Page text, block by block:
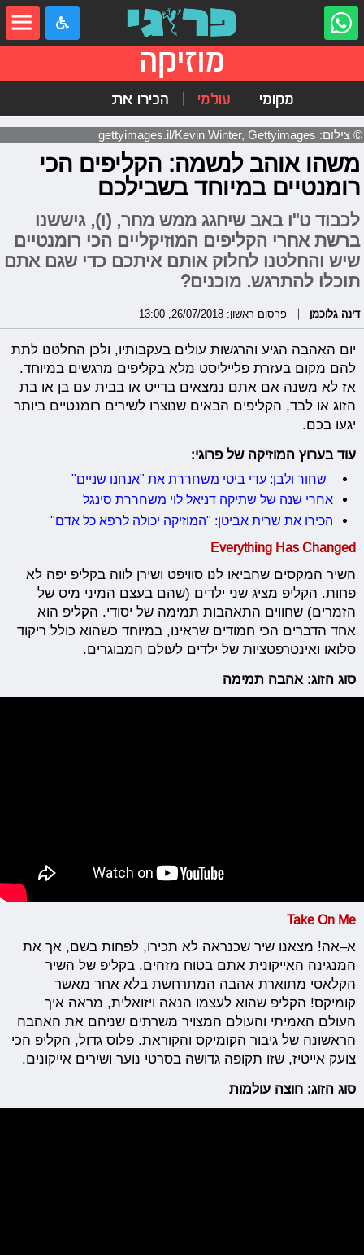
מוזיקה
מקומי עולמי הכירו את
© צילום: gettyimages.il/Kevin Winter, Gettyimages
משהו אוהב לנשמה: הקליפים הכי
רומנטיים במיוחד בשבילכם
לכבוד ט"ו באב שיחגג ממש מחר, (ו), גיששנו
ברשת אחרי הקליפים המוזיקליים הכי רומנטיים
שיש והחלטנו לחלוק אותם איתכם כדי שגם אתם
תוכלו להתרגש. מוכנים?
דינה גלוכמן פרסום ראשון: 26/07/2018, 13:00
יום האהבה הגיע והרגשות עולים בעקבותיו, ולכן החלטנו לתת
להם מקום בעזרת פלייליסט מלא בקליפים מרגשים במיוחד.
אז לא משנה אם אתם נמצאים בדייט או בבית עם בן או בת
הזוג או לבד, הקליפים הבאים שנוצרו לשירים רומנטיים ביותר
יגעו בכם.
עוד בערוץ המוזיקה של פרוגי:
שחור ולבן: עדי ביטי משחררת את "אנחנו שניים"
אחרי שנה של שתיקה דניאל לוי משחררת סינגל
הכירו את שרית אביטן: "המוזיקה יכולה לרפא כל אדם"
Everything Has Changed
השיר המקסים שהביאו לנו סוויפט ושירן לווה בקליפ יפה לא
פחות. הקליפ מציג שני ילדים (שהם בעצם המיני מיס של
הזמרים) שחווים התאהבות תמימה של יסודי. הקליפ הוא
אחד הדברים הכי חמודים שראינו, במיוחד כשהוא כולל ריקוד
סלואו ואינטרפטציות של ילדים לעולם המבוגרים.
סוג הזוג: אהבה תמימה
Take On Me
א–אה! מצאנו שיר שכנראה לא תכירו, לפחות בשם, אך את
המנגינה האייקונית אתם בטוח מזהים. בקליפ של השיר
הקלאסי מתוארת אהבה המתרחשת בלא אחר מאשר
קומיקס! הקליפ שהוא לעצמו הנאה ויזואלית, מראה איך
העולם האמיתי והעולם המצויר משרתים שניהם את האהבה
הראשונה של גיבור הקומיקס והקוראת. פלוס גדול, הקליפ הכי
צועק אייטיז, שזו תקופה גדושה בסרטי נוער ושירים אייקונים.
סוג הזוג: חוצה עולמות